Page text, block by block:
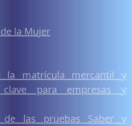
la Mujer
la matrícula mercantil y
para empresas y
de las pruebas Saber y